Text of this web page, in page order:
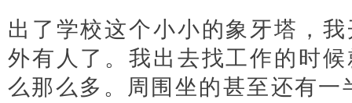
出了学校这个小小的象牙塔，
外有人了。我出去找工作的时
么那么多。周围坐的甚至还有